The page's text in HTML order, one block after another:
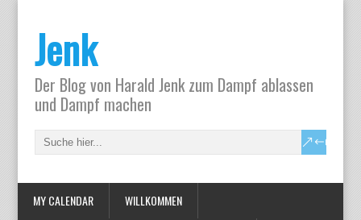
Jenk
Der Blog von Harald Jenk zum Dampf ablassen
und Dampf machen
MY CALENDAR WILLKOMMEN